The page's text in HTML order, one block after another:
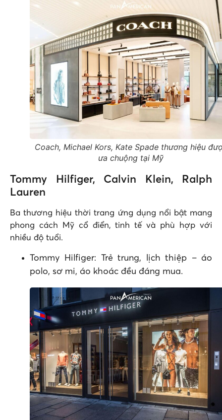
Coach, Michael Kors, Kate Spade thương hiệu
ưa chuộng tại Mỹ
Tommy Hilfiger, Calvin Klein, Ralph
Lauren
Ba thương hiệu thời trang ứng dụng nổi bật mang
phong cách Mỹ cổ điển, tinh tế và phù hợp với
nhiều độ tuổi.
Tommy Hilfiger: Trẻ trung, lịch thiệp – áo
polo, sơ mi, áo khoác đều đáng mua.